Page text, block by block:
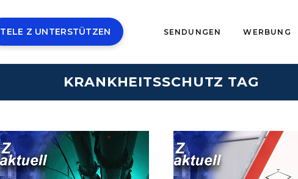
TELE Z UNTERSTÜTZEN SENDUNGEN WERBUNG
KRANKHEITSSCHUTZ TAG